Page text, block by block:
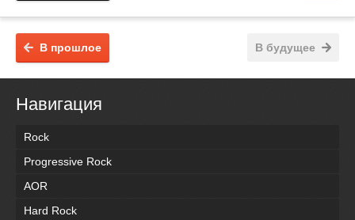
В будущее
В прошлое
Навигация
Rock
Progressive Rock
AOR
Hard Rock